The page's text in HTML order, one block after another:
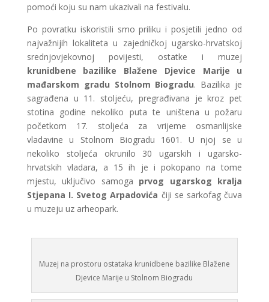
pomoći koju su nam ukazivali na festivalu.
Po povratku iskoristili smo priliku i posjetili jedno od
najvažnijih lokaliteta u zajedničkoj ugarsko-hrvatskoj
srednjovjekovnoj povijesti, ostatke i muzej
krunidbene bazilike Blažene Djevice Marije u
mađarskom gradu Stolnom Biogradu. Bazilika je
sagrađena u 11. stoljeću, pregrađivana je kroz pet
stotina godine nekoliko puta te uništena u požaru
početkom 17. stoljeća za vrijeme osmanlijske
vladavine u Stolnom Biogradu 1601. U njoj se u
nekoliko stoljeća okrunilo 30 ugarskih i ugarsko-
hrvatskih vladara, a 15 ih je i pokopano na tome
mjestu, uključivo samoga prvog ugarskog kralja
Stjepana I. Svetog Arpadovića čiji se sarkofag čuva
u muzeju uz arheopark.
Muzej na prostoru ostataka krunidbene bazilike Blažene
Djevice Marije u Stolnom Biogradu